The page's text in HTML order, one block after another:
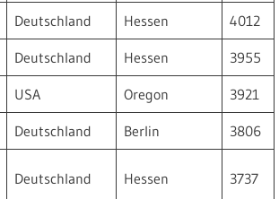
Deutschland Hessen 4012
Deutschland Hessen 3955
USA Oregon 3921
Deutschland Berlin 3806
Deutschland Hessen 3737